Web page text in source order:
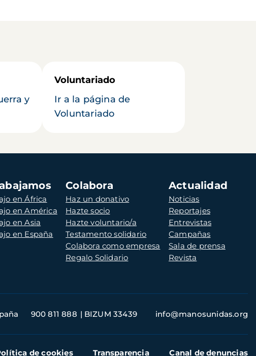
y
Voluntariado
Ir a la página de
Voluntariado
en África
en América
en Asia
en España
Colabora
Haz un donativo
Hazte socio
Hazte voluntario/a
Testamento solidario
Colabora como empresa
Regalo Solidario
Actualidad
Noticias
Reportajes
Entrevistas
Campañas
Sala de prensa
Revista
900 811 888 BIZUM 33439 info@manosunidas.org
de cookies Transparencia Canal de denuncias